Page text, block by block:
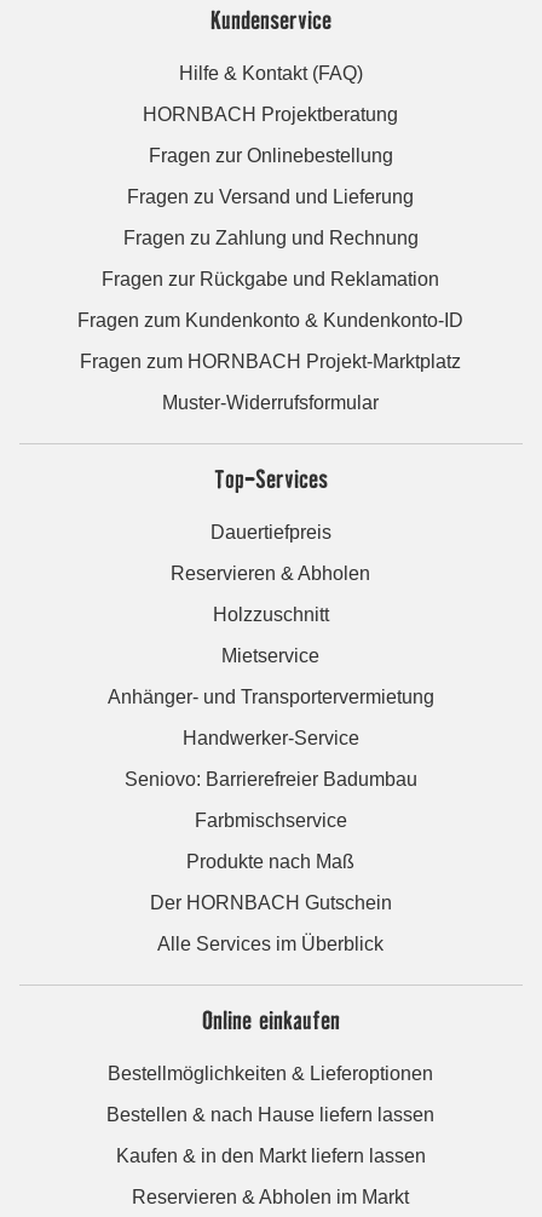
Kundenservice
Hilfe & Kontakt (FAQ)
HORNBACH Projektberatung
Fragen zur Onlinebestellung
Fragen zu Versand und Lieferung
Fragen zu Zahlung und Rechnung
Fragen zur Rückgabe und Reklamation
Fragen zum Kundenkonto & Kundenkonto-ID
Fragen zum HORNBACH Projekt-Marktplatz
Muster-Widerrufsformular
Top-Services
Dauertiefpreis
Reservieren & Abholen
Holzzuschnitt
Mietservice
Anhänger- und Transportervermietung
Handwerker-Service
Seniovo: Barrierefreier Badumbau
Farbmischservice
Produkte nach Maß
Der HORNBACH Gutschein
Alle Services im Überblick
Online einkaufen
Bestellmöglichkeiten & Lieferoptionen
Bestellen & nach Hause liefern lassen
Kaufen & in den Markt liefern lassen
Reservieren & Abholen im Markt